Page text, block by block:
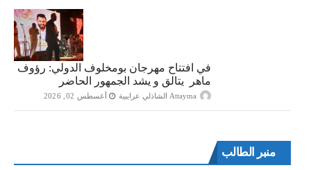
في افتتاح مهرجان بومخلوف الدولي: رؤوف
ماهر يتالق و يشد الجمهور الحاضر
Attayma الشاذلي عرايبية أغسطس 02, 2026
منبر الطالب